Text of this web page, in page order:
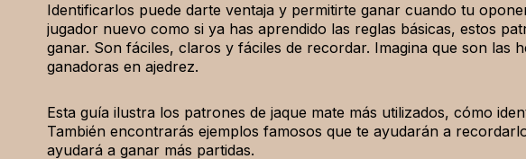
Identificarlos puede darte ventaja y permitirte ganar cuando tu
jugador nuevo como si ya has aprendido las reglas básicas, estos
ganar. Son fáciles, claros y fáciles de recordar. Imagina que son las
ganadoras en ajedrez.
Esta guía ilustra los patrones de jaque mate más utilizados, cómo
También encontrarás ejemplos famosos que te ayudarán a
ayudará a ganar más partidas.